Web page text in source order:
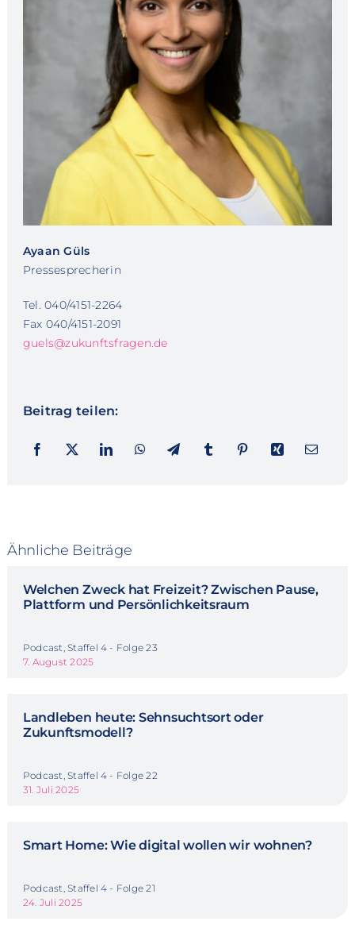
Ayaan Güls
Pressesprecherin
Tel. 040/4151-2264
Fax 040/4151-2091
guels@zukunftsfragen.de
Beitrag teilen:
Ähnliche Beiträge
Welchen Zweck hat Freizeit? Zwischen Pause,
Plattform und Persönlichkeitsraum
Podcast, Staffel 4 - Folge 23
7. August 2025
Landleben heute: Sehnsuchtsort oder
Zukunftsmodell?
Podcast, Staffel 4 - Folge 22
31. Juli 2025
Smart Home: Wie digital wollen wir wohnen?
Podcast, Staffel 4 - Folge 21
24. Juli 2025